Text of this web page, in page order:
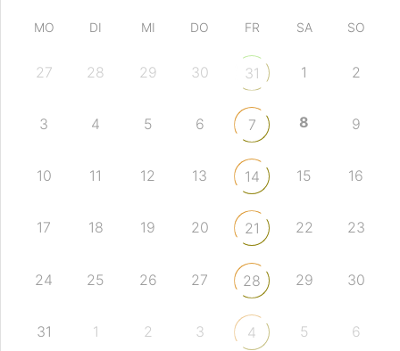
MO DI MI DO FR SA SO
27 28 29 30 31 1 2
3 4 5 6 7 8 9
10 11 12 13 14 15 16
17 18 19 20 21 22 23
24 25 26 27 28 29 30
31 1 2 3 4 5 6